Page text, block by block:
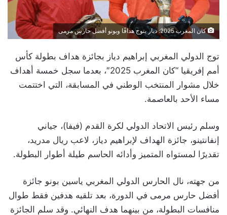
كان المغرب 2025: دياز يتوج هدافًا وبونو أفضل حارس مرمى
توج الدولي المغربي إبراهيم دياز بجائزة هداف بطولة كأس
أمم إفريقيا “كان المغرب 2025″، بعدما سجل خمسة أهداف
خلال مشوار المنتخب الوطني في المسابقة، التي اختتمت
مساء الأحد بالعاصمة.
وسلم رئيس الاتحاد الدولي لكرة القدم (فيفا)، جياني
إنفانتينو، جائزة الهداف لإبراهيم دياز، لاعب ريال مدريد،
تقديرًا لمستواه المتميز وأدائه الحاسم طيلة أطوار البطولة.
من جهته، نال الحارس الدولي المغربي ياسين بونو جائزة
أفضل حارس مرمى في الدورة، بعد تلقيه هدفين فقط طوال
منافسات البطولة، من بينهما هدف النهائي. وقد سلم الجائزة